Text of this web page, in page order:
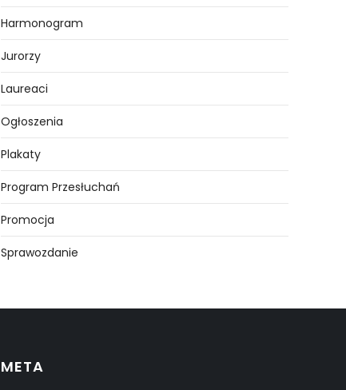
Harmonogram
Jurorzy
Laureaci
Ogłoszenia
Plakaty
Program Przesłuchań
Promocja
Sprawozdanie
META